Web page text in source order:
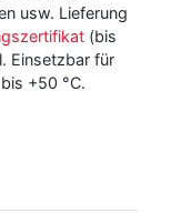
usw. Lieferung
(bis
Einsetzbar für
+50 °C.